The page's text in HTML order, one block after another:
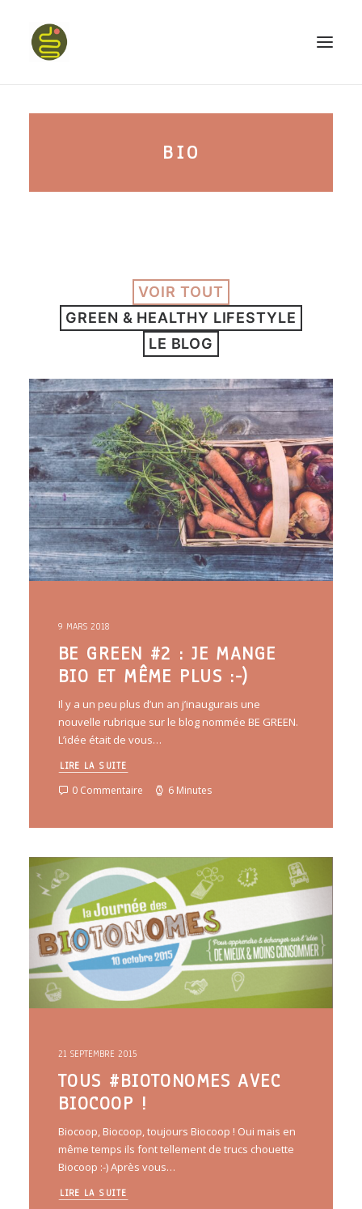
PROGRAMME HAPPY BELLY
CONFÉRENCES
podcast kinoa
YOGA
faire le quiz
Recherche
Panier
BIO
VOIR TOUT
GREEN & HEALTHY LIFESTYLE
LE BLOG
9 MARS 2018
BE GREEN #2 : JE MANGE
BIO ET MÊME PLUS :-)
Il y a un peu plus d’un an j’inaugurais une
nouvelle rubrique sur le blog nommée BE GREEN.
L’idée était de vous…
LIRE LA SUITE
0 Commentaire 6 Minutes
21 SEPTEMBRE 2015
TOUS #BIOTONOMES AVEC
BIOCOOP !
Biocoop, Biocoop, toujours Biocoop ! Oui mais en
même temps ils font tellement de trucs chouette
Biocoop :-) Après vous…
LIRE LA SUITE